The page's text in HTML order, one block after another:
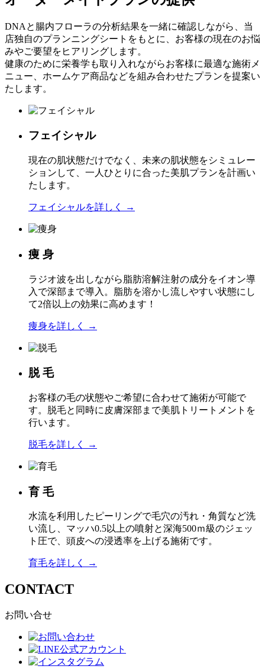
DNAと腸内フローラの分析結果を一緒に確認しながら、当
店独自のプランニングシートをもとに、お客様の現在のお悩
みやご要望をヒアリングします。
健康のために栄養学も取り入れながらお客様に最適な施術メ
ニュー、ホームケア商品などを組み合わせたプランを提案い
たします。
フェイシャル
現在の肌状態だけでなく、未来の肌状態をシミュレー
ションして、一人ひとりに合った美肌プランを計画い
たします。
フェイシャルを詳しく →
痩 身
ラジオ波を出しながら脂肪溶解注射の成分をイオン導
入で深部まで導入。脂肪を溶かし流しやすい状態にし
て2倍以上の効果に高めます！
痩身を詳しく →
脱 毛
お客様の毛の状態やご希望に合わせて施術が可能で
す。脱毛と同時に皮膚深部まで美肌トリートメントを
行います。
脱毛を詳しく →
育 毛
水流を利用したピーリングで毛穴の汚れ・角質など洗
い流し、マッハ0.5以上の噴射と深海500ｍ級のジェッ
ト圧で、頭皮への浸透率を上げる施術です。
育毛を詳しく →
CONTACT
お問い合せ